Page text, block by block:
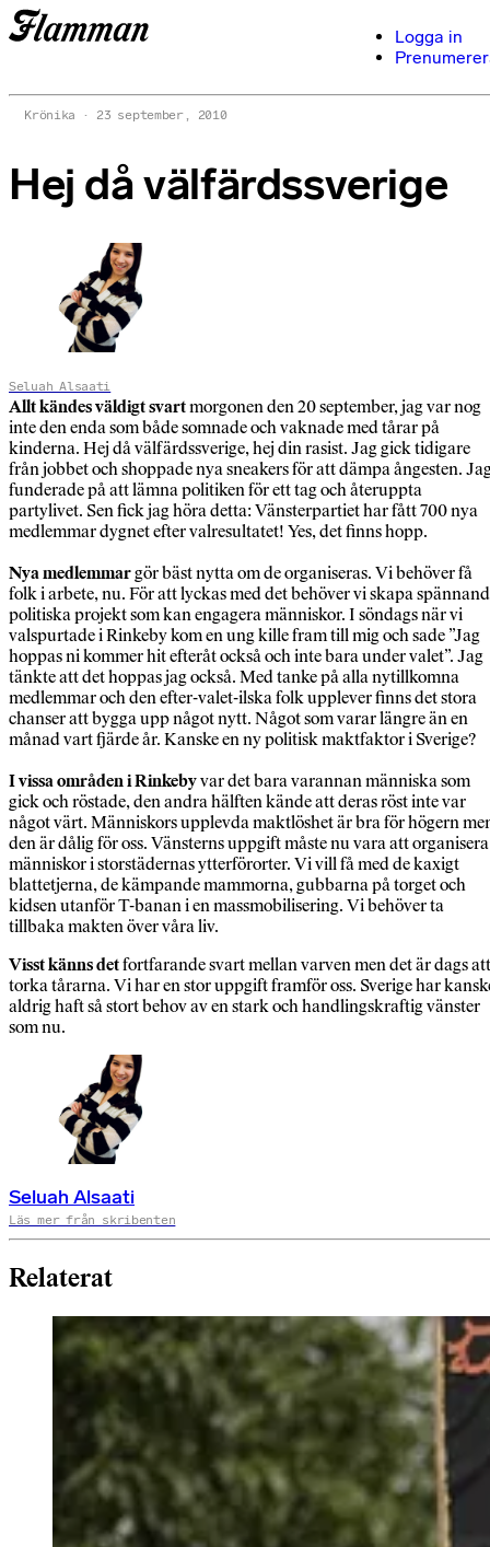
Logga in
Krönika 23 september, 2010
Hej då välfärdssverige
Seluah Alsaati
Allt kändes väldigt svartmorgonen den 20 september, jag var nog
inte den enda som både somnade och vaknade med tårar på
kinderna. Hej då välfärdssverige, hej din rasist. Jag gick tidigare
från jobbet och shoppade nya sneakers för att dämpa ångesten.
funderade på att lämna politiken för ett tag och återuppta
partylivet. Sen fick jag höra detta: Vänsterpartiet har fått 700 nya
medlemmar dygnet efter valresultatet! Yes, det finns hopp.
Nya medlemmargör bäst nytta om de organiseras. Vi behöver få
folk i arbete, nu. För att lyckas med det behöver vi skapa
politiska projekt som kan engagera människor. I söndags när vi
valspurtade i Rinkeby kom en ung kille fram till mig och sade ”Jag
hoppas ni kommer hit efteråt också och inte bara under valet”. Jag
tänkte att det hoppas jag också. Med tanke på alla nytillkomna
medlemmar och den efter-valet-ilska folk upplever finns det stora
chanser att bygga upp något nytt. Något som varar längre än en
månad vart fjärde år. Kanske en ny politisk maktfaktor i Sverige?
I vissa områden i Rinkebyvar det bara varannan människa som
gick och röstade, den andra hälften kände att deras röst inte var
något värt. Människors upplevda maktlöshet är bra för högern
den är dålig för oss. Vänsterns uppgift måste nu vara att organisera
människor i storstädernas ytterförorter. Vi vill få med de kaxigt
blattetjerna, de kämpande mammorna, gubbarna på torget och
kidsen utanför T-banan i en massmobilisering. Vi behöver ta
tillbaka makten över våra liv.
Visst känns detfortfarande svart mellan varven men det är dags att
torka tårarna. Vi har en stor uppgift framför oss. Sverige har
aldrig haft så stort behov av en stark och handlingskraftig vänster
som nu.
Seluah Alsaati
Läs mer från skribenten
Relaterat